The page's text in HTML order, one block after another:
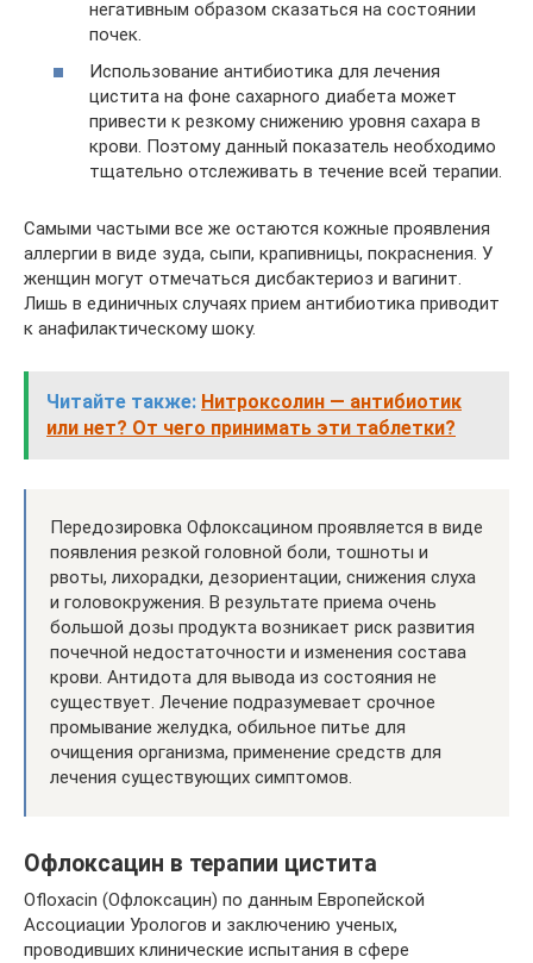
негативным образом сказаться на состоянии
почек.
Использование антибиотика для лечения
цистита на фоне сахарного диабета может
привести к резкому снижению уровня сахара в
крови. Поэтому данный показатель необходимо
тщательно отслеживать в течение всей терапии.
Самыми частыми все же остаются кожные проявления
аллергии в виде зуда, сыпи, крапивницы, покраснения. У
женщин могут отмечаться дисбактериоз и вагинит.
Лишь в единичных случаях прием антибиотика приводит
к анафилактическому шоку.
Читайте также: Нитроксолин — антибиотик
или нет? От чего принимать эти таблетки?
Передозировка Офлоксацином проявляется в виде
появления резкой головной боли, тошноты и
рвоты, лихорадки, дезориентации, снижения слуха
и головокружения. В результате приема очень
большой дозы продукта возникает риск развития
почечной недостаточности и изменения состава
крови. Антидота для вывода из состояния не
существует. Лечение подразумевает срочное
промывание желудка, обильное питье для
очищения организма, применение средств для
лечения существующих симптомов.
Офлоксацин в терапии цистита
Оfloxacin (Офлоксацин) по данным Европейской
Ассоциации Урологов и заключению ученых,
проводивших клинические испытания в сфере